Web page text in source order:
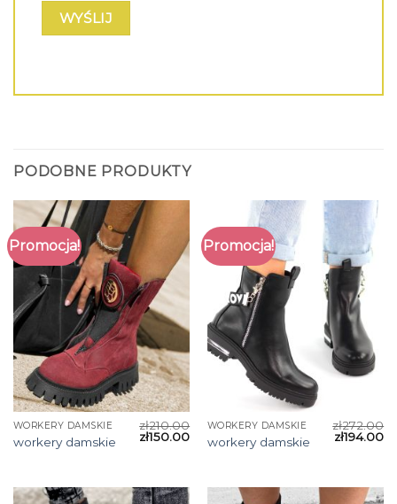
PODOBNE PRODUKTY
Promocja!
WORKERY DAMSKIE
workery damskie
zł210.00
zł150.00
Promocja!
WORKERY DAMSKIE
workery damskie
zł272.00
zł194.00